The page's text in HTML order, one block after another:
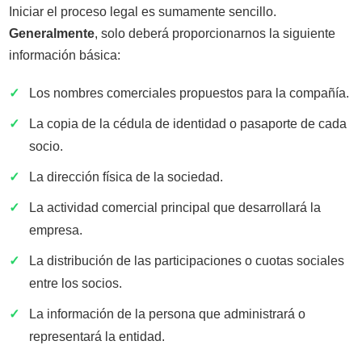
Iniciar el proceso legal es sumamente sencillo.
Generalmente, solo deberá proporcionarnos la siguiente
información básica:
✓ Los nombres comerciales propuestos para la compañía.
✓
La copia de la cédula de identidad o pasaporte de cada
socio.
✓ La dirección física de la sociedad.
✓
La actividad comercial principal que desarrollará la
empresa.
✓
La distribución de las participaciones o cuotas sociales
entre los socios.
✓
La información de la persona que administrará o
representará la entidad.